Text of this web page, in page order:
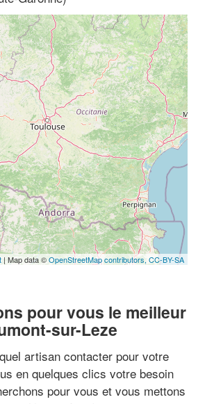
| Map data ©OpenStreetMap contributors, CC-BY-SA
pour vous le meilleur
sur-Leze
artisan contacter pour votre
en quelques clics votre besoin
pour vous et vous mettons